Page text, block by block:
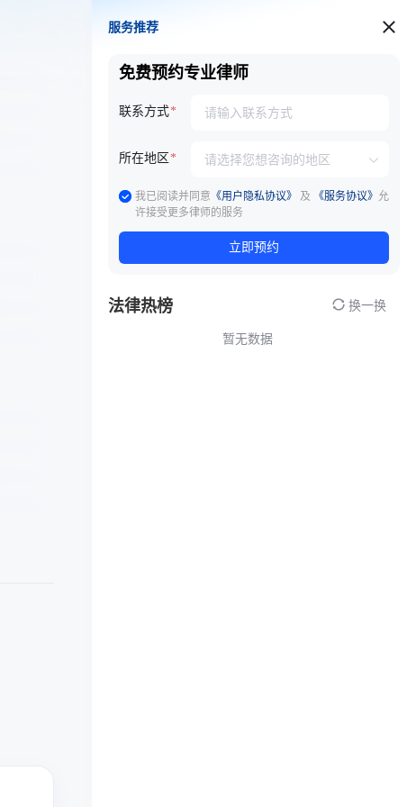
服务推荐
服务推荐
免费预约专业律师
联系方式
所在地区
我已阅读并同意 《用户隐私协议》 及 《服务协议》 允
许接受更多律师的服务
立即预约
法律热榜 换一换
暂无数据